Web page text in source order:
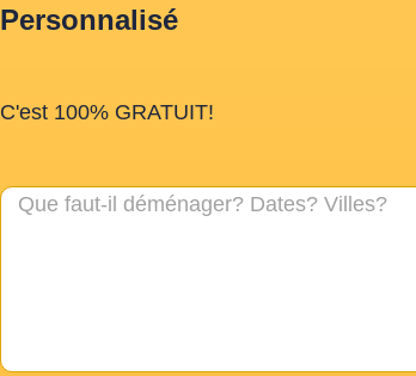
Personnalisé
C'est 100% GRATUIT!